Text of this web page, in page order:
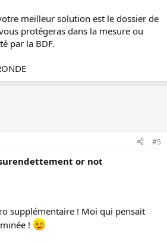
meilleur solution est le dossier de
protégeras dans la mesure ou
par la BDF.
#5
or not
supplémentaire ! Moi qui pensait
!